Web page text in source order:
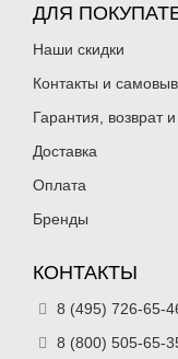
ДЛЯ
Наши скидки
Контакты и
Гарантия, возврат
Доставка
Оплата
Бренды
КОНТАКТЫ
8 (495) 726-65-
8 (800) 505-65-